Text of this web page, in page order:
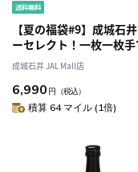
【夏の福袋#9】成城石
ーセレクト！一枚一枚
上げた 国産うなぎ蒲焼
セット
成城石井 JAL Mall店
6,990 円 （税込）
積算 64 マイル (1倍)